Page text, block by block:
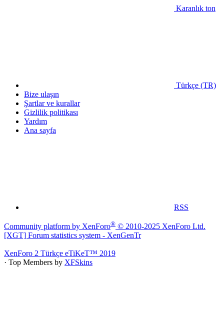
Karanlık ton
Türkçe (TR)
Bize ulaşın
Şartlar ve kurallar
Gizlilik politikası
Yardım
Ana sayfa
RSS
Community platform by XenForo® © 2010-2025 XenForo Ltd.
[XGT] Forum statistics system - XenGenTr
XenForo 2 Türkçe eTiKeT™ 2019
· Top Members by XFSkins